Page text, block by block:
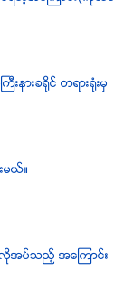
နားခရိုင္ တရားရံုးမွ
မယ္။
လိုအပ္သည့္ အေၾကာင္း